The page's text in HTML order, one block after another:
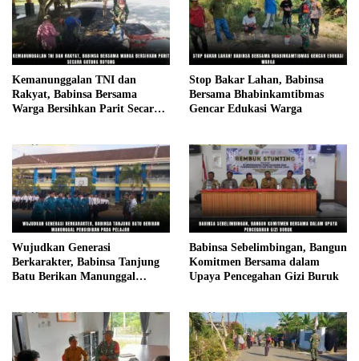
Kemanunggalan TNI dan
Rakyat, Babinsa Bersama
Warga Bersihkan Parit Secara
Stop Bakar Lahan, Babinsa
Bersama Bhabinkamtibmas
Gencar Edukasi Warga
Wujudkan Generasi
Berkarakter, Babinsa Tanjung
Batu Berikan Manunggal
Babinsa Sebelimbingan, Bangun
Komitmen Bersama dalam
Upaya Pencegahan Gizi Buruk